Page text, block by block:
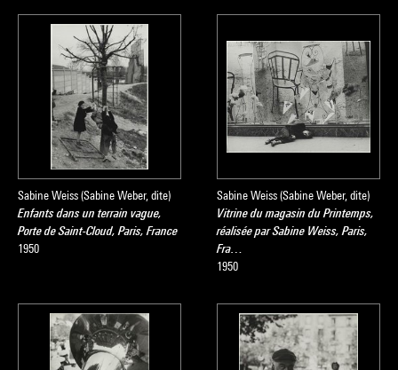
Sabine Weiss (Sabine Weber, dite)
Enfants dans un terrain vague,
Porte de Saint-Cloud, Paris, France
1950
Sabine Weiss (Sabine Weber, dite)
Vitrine du magasin du Printemps,
réalisée par Sabine Weiss, Paris,
Fra…
1950